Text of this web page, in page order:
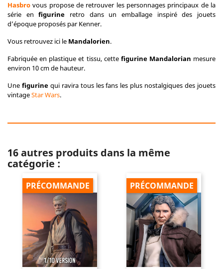
Hasbro vous propose de retrouver les personnages principaux de la
série enfigurine retro dans un emballage inspiré des jouets
d’époque proposés par Kenner.
Vous retrouvez ici le Mandalorien.
Fabriquée en plastique et tissu, cette figurine Mandalorian mesure
environ 10 cm de hauteur.
Une figurinequi ravira tous les fans les plus nostalgiques des jouets
vintageStar Wars.
16 autres produits dans la même
catégorie :
PRÉCOMMANDE PRÉCOMMANDE